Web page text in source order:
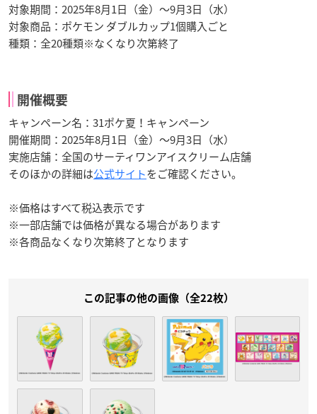
対象期間：2025年8月1日（金）～9月3日（水）
対象商品：ポケモン ダブルカップ1個購入ごと
種類：全20種類※なくなり次第終了
開催概要
キャンペーン名：31ポケ夏！キャンペーン
開催期間：2025年8月1日（金）～9月3日（水）
実施店舗：全国のサーティワンアイスクリーム店舗
そのほかの詳細は公式サイトをご確認ください。
※価格はすべて税込表示です
※一部店舗では価格が異なる場合があります
※各商品なくなり次第終了となります
この記事の他の画像（全22枚）